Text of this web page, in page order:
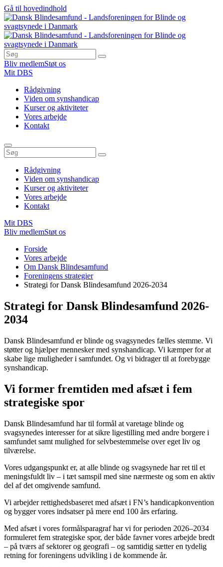
Gå til hovedindhold
Bliv medlemStøt os
Mit DBS
Rådgivning
Viden om synshandicap
Kurser og aktiviteter
Vores arbejde
Kontakt
Rådgivning
Viden om synshandicap
Kurser og aktiviteter
Vores arbejde
Kontakt
Mit DBS
Bliv medlemStøt os
Forside
Vores arbejde
Om Dansk Blindesamfund
Foreningens strategier
Strategi for Dansk Blindesamfund 2026-2034
Strategi for Dansk Blindesamfund 2026-
2034
Dansk Blindesamfund er blinde og svagsynedes fælles stemme. Vi
støtter og hjælper mennesker med synshandicap. Vi kæmper for at
skabe lige muligheder i samfundet. Og vi bidrager til at forebygge
synshandicap.
Vi former fremtiden med afsæt i fem
strategiske spor
Dansk Blindesamfund har til formål at varetage blinde og
svagsynedes interesser for at sikre ligestilling med andre borgere i
samfundet samt mulighed for selvbestemmelse over eget liv og
tilværelse.
Vores udgangspunkt er, at alle blinde og svagsynede har ret til et
meningsfuldt liv – i tæt samspil med sine nærmeste og som en aktiv
del af det omgivende samfund.
Vi arbejder rettighedsbaseret med afsæt i FN’s handicapkonvention
og bygger vores indsatser på mere end 100 års erfaring.
Med afsæt i vores formålsparagraf har vi for perioden 2026–2034
formuleret fem strategiske spor, der både favner vores arbejde bredt
– på tværs af sektorer og geografi – og samtidig sætter en tydelig
retning for foreningens udvikling i de kommende år.